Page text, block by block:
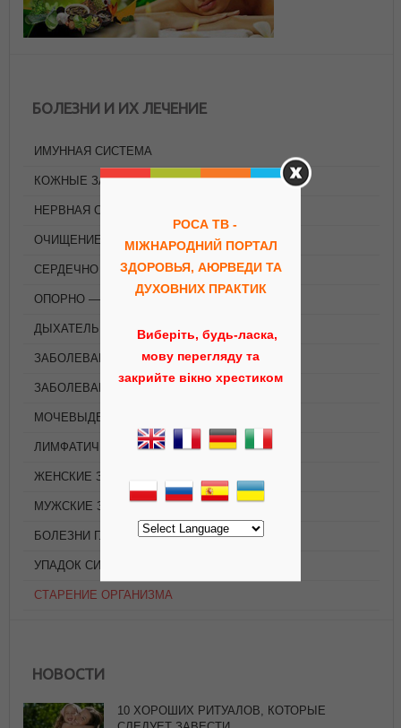
БОЛЕЗНИ И ИХ ЛЕЧЕНИЕ
ИМУННАЯ СИСТЕМА
КОЖНЫЕ ЗАБОЛЕВАНИЯ
НЕРВНАЯ СИСТЕМА
ОЧИЩЕНИЕ ОРГАНИЗМА
СЕРДЕЧНО — СОСУДИСТАЯ СИСТЕМА
ОПОРНО — ДВИГАТЕЛЬНАЯ СИСТЕМА
ДЫХАТЕЛЬНАЯ СИСТЕМА
ЗАБОЛЕВАНИЯ ПЕЧЕНИ
ЗАБОЛЕВАНИЯ ПОЧЕК
МОЧЕВЫДЕЛИТЕЛЬНАЯ СИСТЕМА
ЛИМФАТИЧЕСКАЯ СИСТЕМА
ЖЕНСКИЕ ЗАБОЛЕВАНИЯ
МУЖСКИЕ ЗАБОЛЕВАНИЯ
БОЛЕЗНИ ГЛАЗ
УПАДОК СИЛ
СТАРЕНИЕ ОРГАНИЗМА
НОВОСТИ
10 ХОРОШИХ РИТУАЛОВ, КОТОРЫЕ
РОСА ТВ -
МІЖНАРОДНИЙ ПОРТАЛ
ЗДОРОВЬЯ, АЮРВЕДИ ТА
ДУХОВНИХ ПРАКТИК
Виберіть, будь-ласка,
мову перегляду та
закрийте вікно хрестиком